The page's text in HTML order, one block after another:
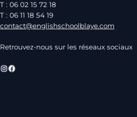
T : 06 02 15 72 18
T : 06 11 18 54 19
contact@englishschoolblaye.com
Retrouvez-nous sur les réseaux sociaux
InstagramFacebook